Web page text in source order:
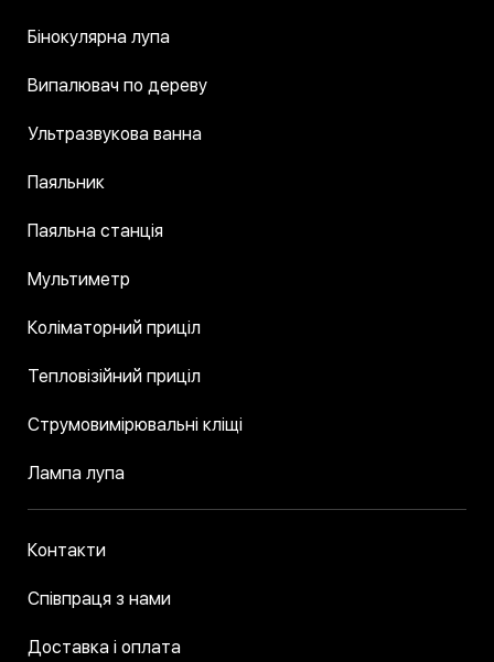
Бінокулярна лупа
Випалювач по дереву
Ультразвукова ванна
Паяльник
Паяльна станція
Мультиметр
Коліматорний приціл
Тепловізійний приціл
Струмовимірювальні кліщі
Лампа лупа
Контакти
Співпраця з нами
Доставка і оплата